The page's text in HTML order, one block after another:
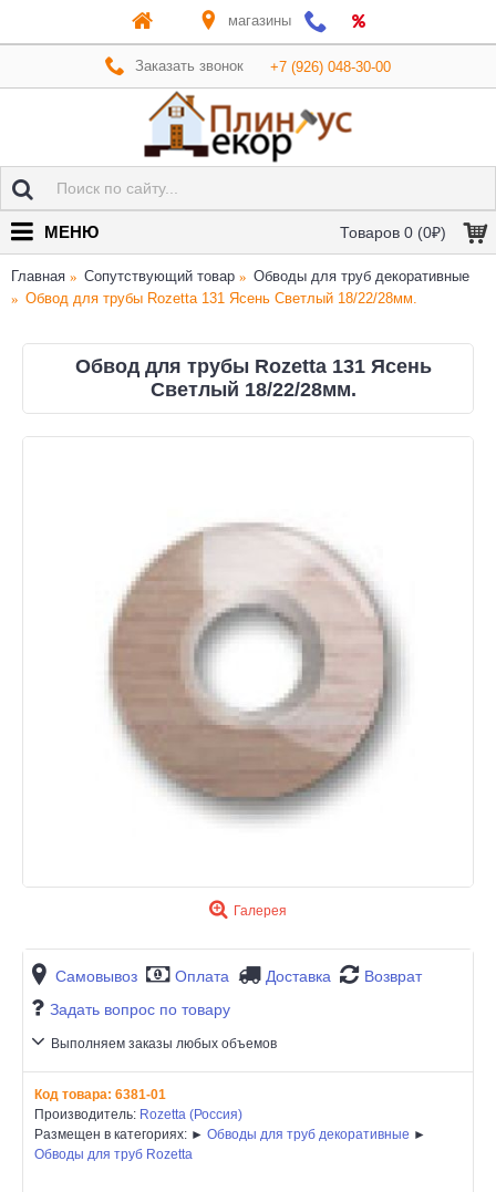
магазины
Заказать звонок +7 (926) 048-30-00
Товаров 0 (0₽)
МЕНЮ
Главная Сопутствующий товар
Обводы для труб декоративные
Обвод для трубы Rozetta 131 Ясень Светлый 18/22/28мм.
Обвод для трубы Rozetta 131 Ясень
Светлый 18/22/28мм.
Галерея
Самовывоз Оплата Доставка
Возврат
Задать вопрос по товару
Выполняем заказы любых объемов
Код товара: 6381-01
Производитель: Rozetta (Россия)
Размещен в категориях: ► Обводы для труб декоративные ►
Обводы для труб Rozetta